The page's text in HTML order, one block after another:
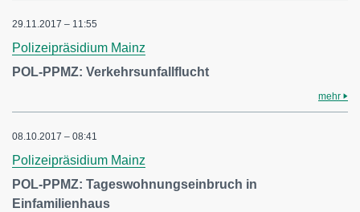
29.11.2017 – 11:55
Polizeipräsidium Mainz
POL-PPMZ: Verkehrsunfallflucht
mehr
08.10.2017 – 08:41
Polizeipräsidium Mainz
POL-PPMZ: Tageswohnungseinbruch in
Einfamilienhaus